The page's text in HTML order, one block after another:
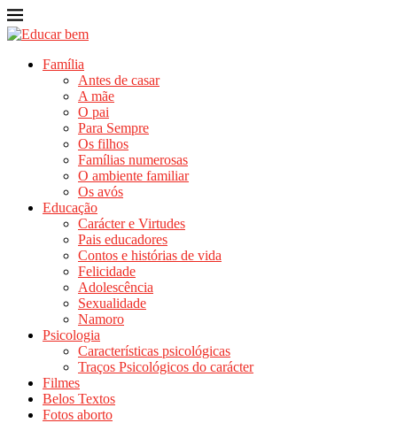
Família
Antes de casar
A mãe
O pai
Para Sempre
Os filhos
Famílias numerosas
O ambiente familiar
Os avós
Educação
Carácter e Virtudes
Pais educadores
Contos e histórias de vida
Felicidade
Adolescência
Sexualidade
Namoro
Psicologia
Características psicológicas
Traços Psicológicos do carácter
Filmes
Belos Textos
Fotos aborto